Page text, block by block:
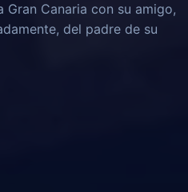
Canaria con su amigo,
del padre de su